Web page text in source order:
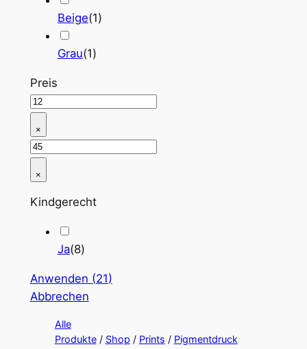
Beige(1)
Grau(1)
Preis
×
×
Kindgerecht
Ja(8)
Anwenden (21)
Abbrechen
Alle
Produkte/ Shop / Prints / Pigmentdruck